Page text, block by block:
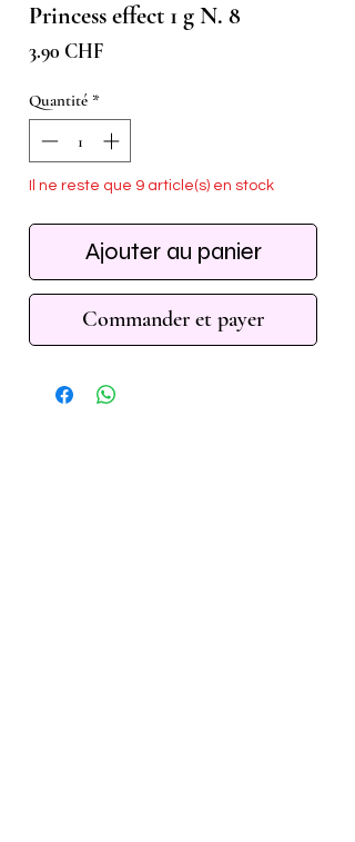
Princess effect 1 g N. 8
3.90 CHFPrix
Quantité *
Il ne reste que 9 article(s) en stock
Ajouter au panier
Commander et payer